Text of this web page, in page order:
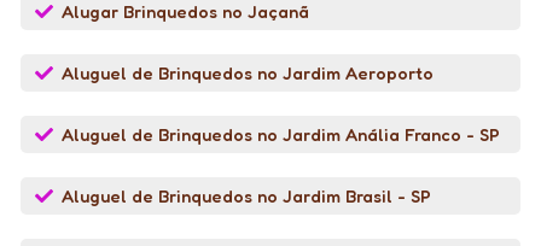
Alugar Brinquedos no Jaçanã
Aluguel de Brinquedos no Jardim Aeroporto
Aluguel de Brinquedos no Jardim Anália Franco - SP
Aluguel de Brinquedos no Jardim Brasil - SP